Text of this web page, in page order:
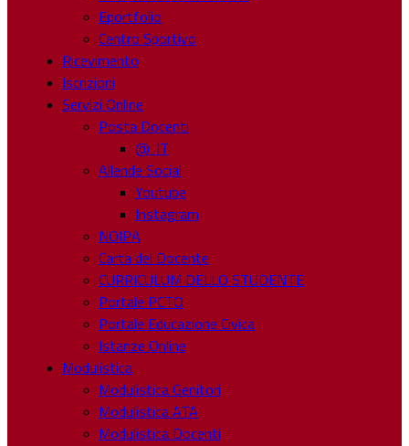
Eportfolio
Centro Sportivo
Ricevimento
Iscrizioni
Servizi Online
Posta Docenti
@ .IT
Allende Social
Youtube
Instagram
NOIPA
Carta del Docente
CURRICULUM DELLO STUDENTE
Portale PCTO
Portale Educazione Civica
Istanze Online
Modulistica
Modulistica Genitori
Modulistica ATA
Modulistica Docenti